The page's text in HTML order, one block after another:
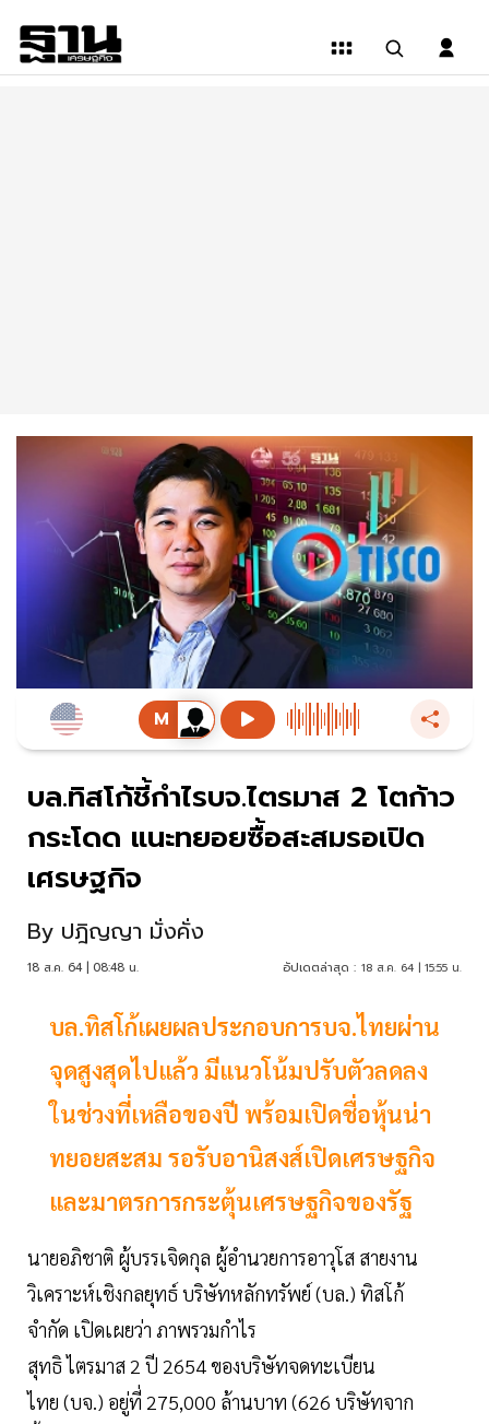
บล.ทิสโก้ชี้กำไรบจ.ไตรมาส 2 โตก้าว
กระโดด แนะทยอยซื้อสะสมรอเปิด
เศรษฐกิจ
By ปฎิญญา มั่งคั่ง
18 ส.ค. 64 | 08:48 น. อัปเดตล่าสุด : 18 ส.ค. 64 | 15:55 น.
บล.ทิสโก้เผยผลประกอบการบจ.ไทยผ่าน
จุดสูงสุดไปแล้ว มีแนวโน้มปรับตัวลดลง
ในช่วงที่เหลือของปี พร้อมเปิดชื่อหุ้นน่า
ทยอยสะสม รอรับอานิสงส์เปิดเศรษฐกิจ
และมาตรการกระตุ้นเศรษฐกิจของรัฐ
นายอภิชาติ ผู้บรรเจิดกุล ผู้อำนวยการอาวุโส สายงาน
วิเคราะห์เชิงกลยุทธ์ บริษัทหลักทรัพย์ (บล.) ทิสโก้
จำกัด เปิดเผยว่า ภาพรวมกำไร
สุทธิ ไตรมาส 2 ปี 2654 ของบริษัทจดทะเบียน
ไทย (บจ.) อยู่ที่ 275,000 ล้านบาท (626 บริษัทจาก